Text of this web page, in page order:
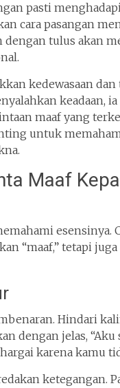
pasti
cara pasangan
dengan tulus akan
kedewasaan dan
keadaan,
maaf yang
untuk
Maaf
esensinya.
“maaf,” tetapi
Hindari
dengan jelas,
karena kamu
ketegangan.